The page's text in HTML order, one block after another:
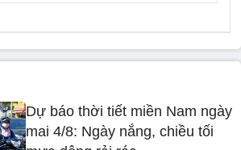
Dự báo thời tiết miền Nam ngày
mai 4/8: Ngày nắng, chiều tối